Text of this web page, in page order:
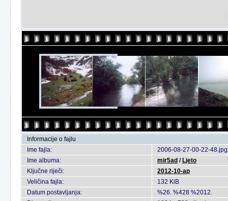
Informacije o fajlu
Ime fajla:
2006-08-27-00-22-48.jpg
Ime albuma:
mir5ad / Ljeto
Ključne riječi:
2012-10-ap
Veličina fajla:
132 KiB
Datum postavljanja:
%26. %428 %2012.